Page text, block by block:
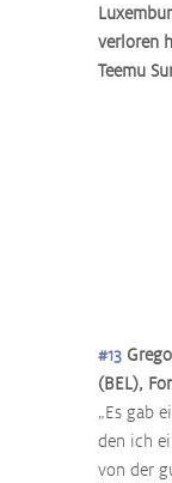
verloren
Teemu
#13
(BEL),
„Es gab
den ich
von der